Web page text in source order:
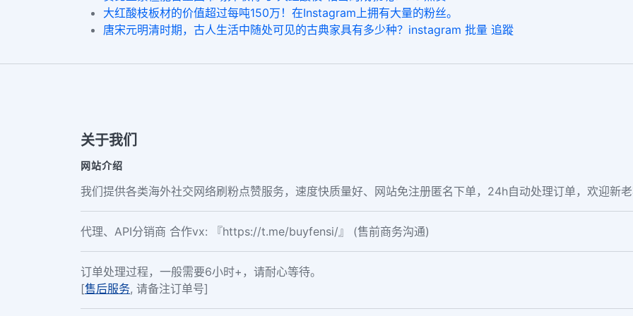
大红酸枝板材的价值超过每吨150万！在Instagram上拥有大量的粉丝。
唐宋元明清时期，古人生活中随处可见的古典家具有多少种？instagram 批量 追蹤
关于我们
网站介绍
我们提供各类海外社交网络刷粉点赞服务，速度快质量好、网站免注册匿名下单，24h自动处理订单，欢迎新老
代理、API分销商 合作vx: 『https://t.me/buyfensi/』 (售前商务沟通)
订单处理过程，一般需要6小时+，请耐心等待。
[售后服务, 请备注订单号]